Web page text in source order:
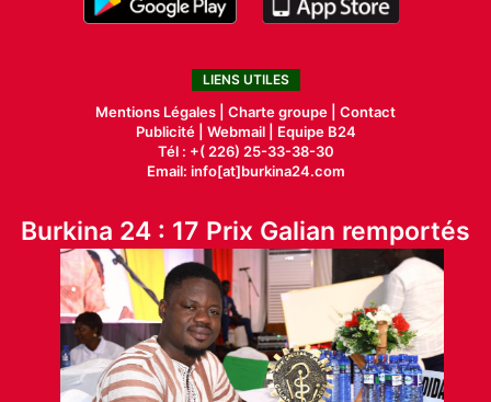
LIENS UTILES
Mentions Légales | Charte groupe | Contact
Publicité| Webmail |
Equipe B24
Tél : +( 226) 25-33-38-30
Email: info[at]burkina24.com
Burkina 24 : 17 Prix Galian remportés